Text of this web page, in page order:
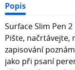
Popis
Surface Slim Pen 2
Pište, načrtávejte,
zapisování
jako při psaní